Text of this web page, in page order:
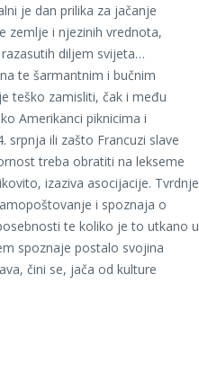
je dan prilika za jačanje
zemlje i njezinih vrednota,
diljem svijeta…
te šarmantnim i bučnim
teško zamisliti, čak i među
Amerikanci piknicima i
ili zašto Francuzi slave
treba obratiti na lekseme
izaziva asocijacije. Tvrdnje
i spoznaja o
te koliko je to utkano u
spoznaje postalo svojina
čini se, jača od kulture